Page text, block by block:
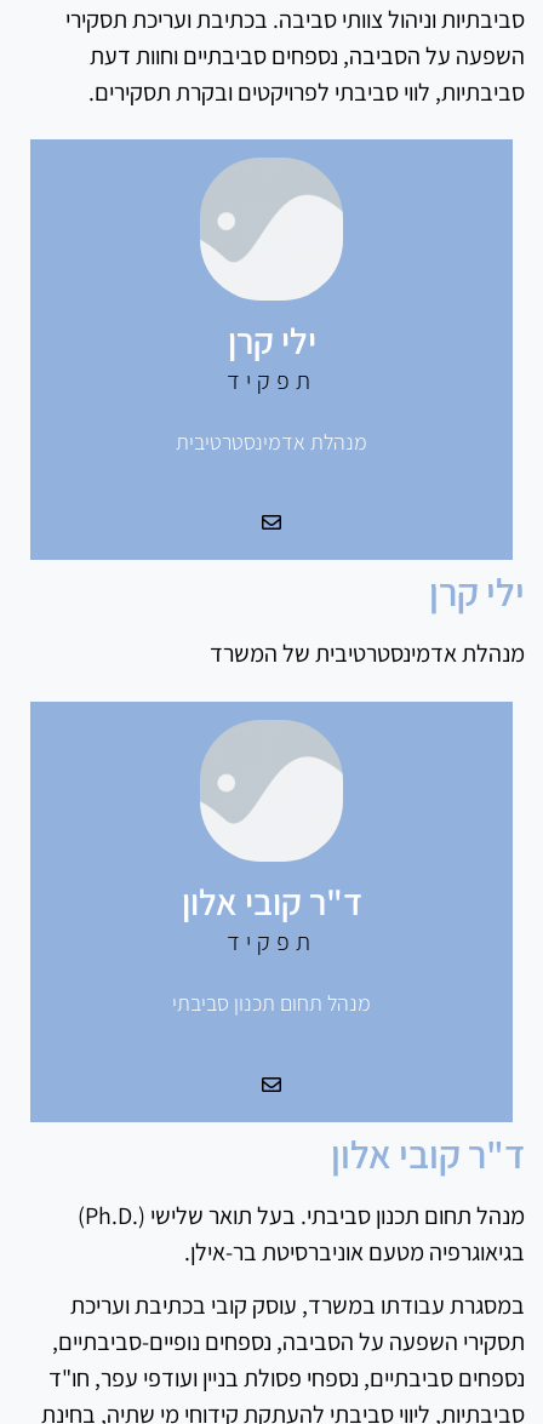
סביבתיות וניהול צוותי סביבה. בכתיבת ועריכת תסקירי
השפעה על הסביבה, נספחים סביבתיים וחוות דעת
סביבתיות, לווי סביבתי לפרויקטים ובקרת תסקירים.
ילי קרן
תפקיד
מנהלת אדמינסטרטיבית
ילי קרן
מנהלת אדמינסטרטיבית של המשרד
ד"ר קובי אלון
תפקיד
מנהל תחום תכנון סביבתי
ד"ר קובי אלון
מנהל תחום תכנון סביבתי. בעל תואר שלישי (.Ph.D)
בגיאוגרפיה מטעם אוניברסיטת בר-אילן.
במסגרת עבודתו במשרד, עוסק קובי בכתיבת ועריכת
תסקירי השפעה על הסביבה, נספחים נופיים-סביבתיים,
נספחים סביבתיים, נספחי פסולת בניין ועודפי עפר, חו"ד
סביבתיות, ליווי סביבתי להעתקת קידוחי מי שתיה, בחינת